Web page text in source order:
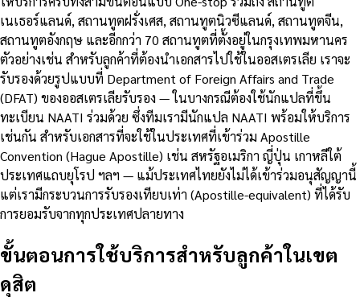
เนเธอร์แลนด์, สถานทูตฝรั่งเศส, สถานทูตนิวซีแลนด์, สถานทูตจีน,
สถานทูตอังกฤษ และอีกกว่า 70 สถานทูตที่ตั้งอยู่ในกรุงเทพมหานคร
ตัวอย่างเช่น สำหรับลูกค้าที่ต้องนำเอกสารไปใช้ในออสเตรเลีย เราจะ
รับรองด้วยรูปแบบที่ Department of Foreign Affairs and Trade
(DFAT) ของออสเตรเลียรับรอง — ในบางกรณีต้องใช้นักแปลที่ขึ้น
ทะเบียน NAATI ร่วมด้วย ซึ่งทีมเรามีนักแปล NAATI พร้อมให้บริการ
เช่นกัน สำหรับเอกสารที่จะใช้ในประเทศที่เข้าร่วม Apostille
Convention (Hague Apostille) เช่น สหรัฐอเมริกา ญี่ปุ่น เกาหลีใต้
ประเทศแถบยุโรป ฯลฯ — แม้ประเทศไทยยังไม่ได้เข้าร่วมอนุสัญญานี้
แต่เรามีกระบวนการรับรองเทียบเท่า (Apostille-equivalent) ที่ได้รับ
การยอมรับจากทุกประเทศปลายทาง
ขั้นตอนการใช้บริการสำหรับลูกค้าในเขต
ดุสิต